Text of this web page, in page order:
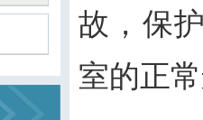
故，保
室的正